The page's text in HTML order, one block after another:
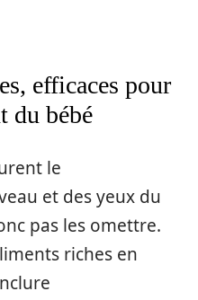
efficaces pour
du bébé
le
et des yeux du
pas les omettre.
riches en